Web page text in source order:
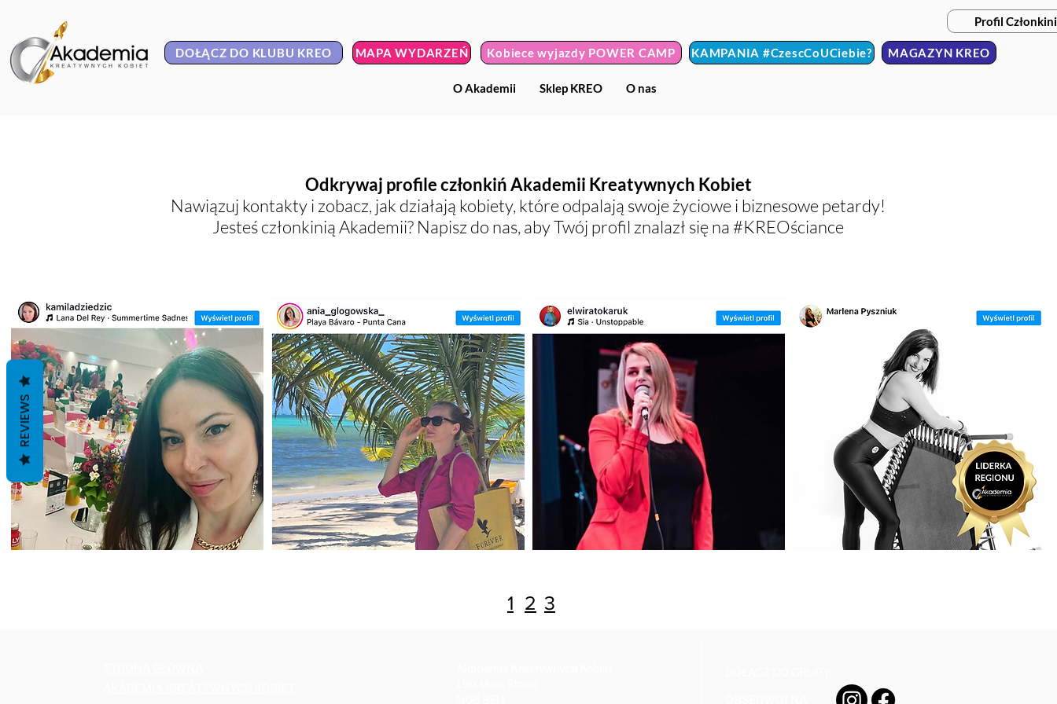
DOŁĄCZ DO KLUBU KREO KAMPANIA #CzescCoUCiebie?
Profil Członkini
MAGAZYN KREO
O Akademii Sklep KREO O nas
Kobiece wyjazdy POWER CAMP
MAPA WYDARZEŃ
Odkrywaj profile członkiń Akademii Kreatywnych Kobiet
Nawiązuj kontakty i zobacz, jak działają kobiety, które odpalają swoje życiowei biznesowe petardy!
Jesteś członkinią Akademii? Napisz do nas, aby Twój profil znalazł się na #KREOściance
1 2 3
REVIEWS